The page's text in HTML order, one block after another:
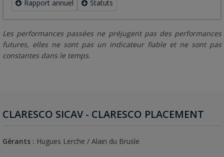
Rapport annuel
Statuts
Les performances passées ne préjugent pas des performances
futures, elles ne sont pas un indicateur fiable et ne sont pas
constantes dans le temps.
CLARESCO SICAV - CLARESCO PLACEMENT
Gérants : Hugues Lerche / Alain du Brusle